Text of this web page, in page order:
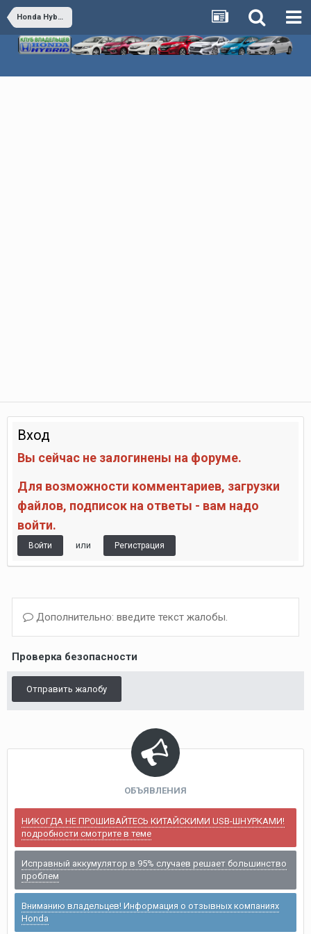
Honda Hybrid - Обсуждаем все гибридные автомобили Honda
Вход
Вы сейчас не залогинены на форуме.
Для возможности комментариев, загрузки
файлов, подписок на ответы - вам надо
войти.
Войти или Регистрация
Дополнительно: введите текст жалобы.
Проверка безопасности
Отправить жалобу
ОБЪЯВЛЕНИЯ
НИКОГДА НЕ ПРОШИВАЙТЕСЬ КИТАЙСКИМИ USB-ШНУРКАМИ!
подробности смотрите в теме
Исправный аккумулятор в 95% случаев решает большинство
проблем
Вниманию владельцев! Информация о отзывных компаниях
Honda